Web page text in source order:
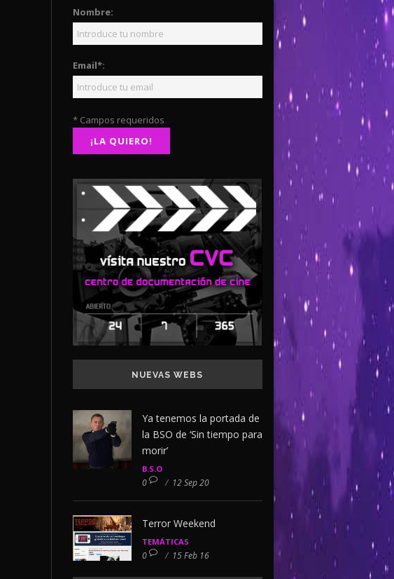
Nombre:
Email*:
* Campos requeridos
NUEVAS WEBS
Ya tenemos la portada de
la BSO de ‘Sin tiempo para
morir’
B.S.O
0 / 12 Sep 20
Terror Weekend
TEMÁTICAS
0 / 15 Feb 16